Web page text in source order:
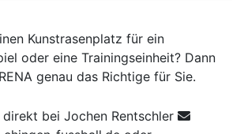
Kunstrasenplatz für ein
oder eine Trainingseinheit? Dann
genau das Richtige für Sie.
direkt bei Jochen Rentschler